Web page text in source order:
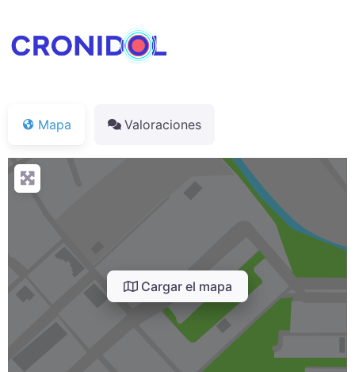
Mapa Valoraciones
Cargar el mapa